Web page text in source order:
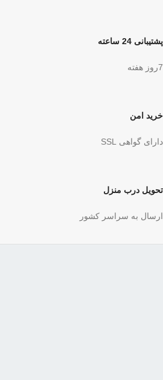
پشتیبانی 24 ساعته
7روز هفته
خرید امن
دارای گواهی SSL
تحویل درب منزل
ارسال به سراسر کشور